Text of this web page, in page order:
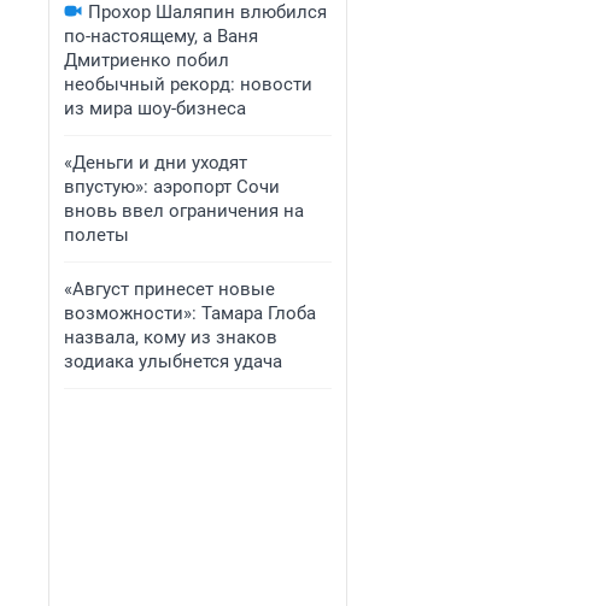
Прохор Шаляпин влюбился
по-настоящему, а Ваня
Дмитриенко побил
необычный рекорд: новости
из мира шоу-бизнеса
«Деньги и дни уходят
впустую»: аэропорт Сочи
вновь ввел ограничения на
полеты
«Август принесет новые
возможности»: Тамара Глоба
назвала, кому из знаков
зодиака улыбнется удача